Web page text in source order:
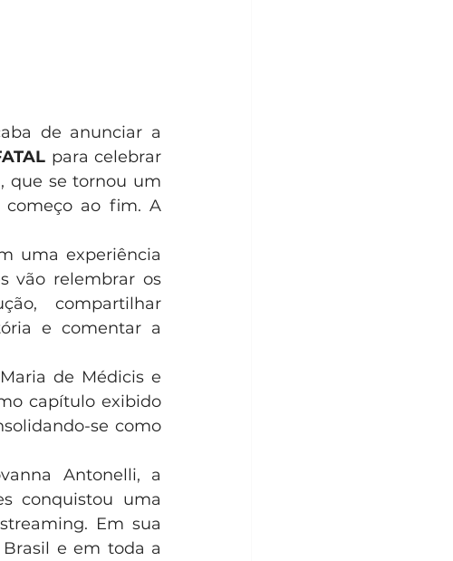
de anunciar a
para celebrar
que se tornou um
ao fim. A
uma experiência
vão relembrar os
compartilhar
e comentar a
de Médicis e
capítulo exibido
se como
Antonelli, a
conquistou uma
Em sua
e em toda a